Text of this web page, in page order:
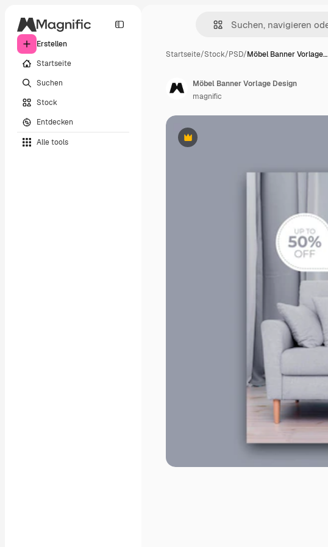
Erstellen
Startseite
Suchen
Stock
Entdecken
Alle tools
Startseite/Stock/PSD/Möbel Banner Vorlage…
Premium
Möbel Banner Vorlage Design
magnific